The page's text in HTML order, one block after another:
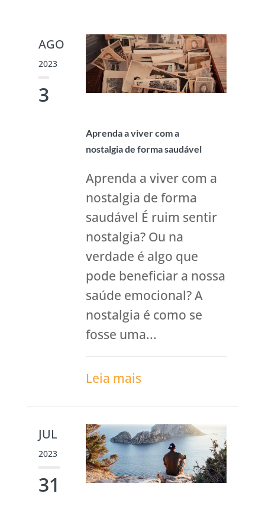
AGO
2023
3
Aprenda a viver com a
nostalgia de forma saudável
Aprenda a viver com a
nostalgia de forma
saudável É ruim sentir
nostalgia? Ou na
verdade é algo que
pode beneficiar a nossa
saúde emocional? A
nostalgia é como se
fosse uma...
Leia mais
JUL
2023
31